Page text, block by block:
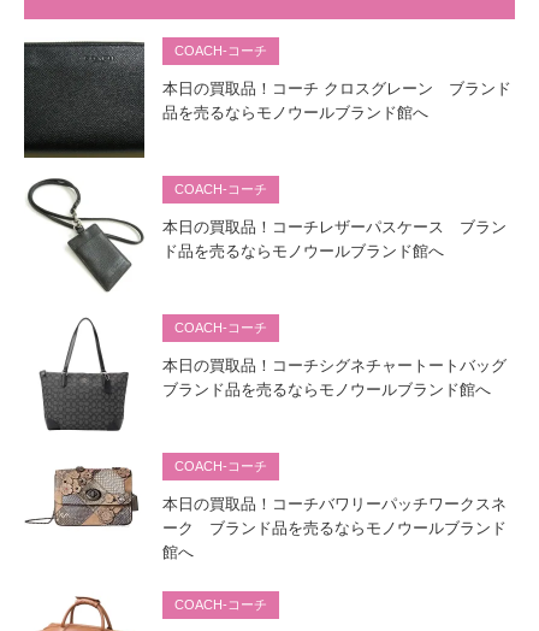
COACH-コーチ
本日の買取品！コーチ クロスグレーン ブランド
品を売るならモノウールブランド館へ
COACH-コーチ
本日の買取品！コーチレザーパスケース ブラン
ド品を売るならモノウールブランド館へ
COACH-コーチ
本日の買取品！コーチシグネチャートートバッグ
ブランド品を売るならモノウールブランド館へ
COACH-コーチ
本日の買取品！コーチバワリーパッチワークスネ
ーク ブランド品を売るならモノウールブランド
館へ
COACH-コーチ